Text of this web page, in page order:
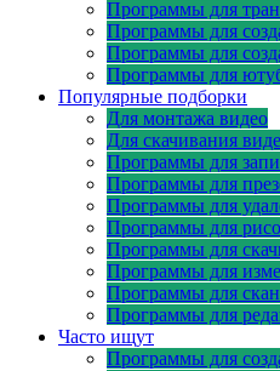
Программы для
Программы для
Программы для
Программы для
Популярные подборки
Для монтажа видео
Для скачивания
Программы для
Программы для
Программы для
Программы для
Программы для
Программы для
Программы для
Программы для
Часто ищут
Программы для